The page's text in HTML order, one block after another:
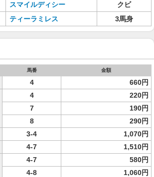
スマイルディシー
クビ
ティーラミレス 3馬身
馬番 金額
4 660円
4
220円
7
190円
8
290円
3-4
1,070円
4-7 1,510円
4-7
580円
4-8
1,060円